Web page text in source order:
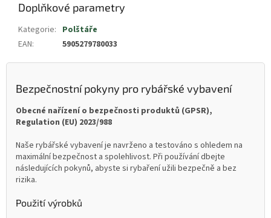
Doplňkové parametry
Kategorie: Polštáře
EAN: 5905279780033
Bezpečnostní pokyny pro rybářské vybavení
Obecné nařízení o bezpečnosti produktů (GPSR),
Regulation (EU) 2023/988
Naše rybářské vybavení je navrženo a testováno s ohledem na
maximální bezpečnost a spolehlivost. Při používání dbejte
následujících pokynů, abyste si rybaření užili bezpečně a bez
rizika.
Použití výrobků